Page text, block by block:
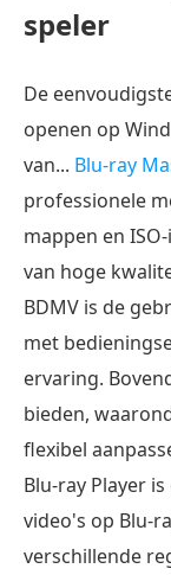
speler
De
openen op
van... Blu-ray
professionele
mappen en
van hoge
BDMV is de
met
ervaring.
bieden,
flexibel
Blu-ray Player
video's op Blu-
verschillende